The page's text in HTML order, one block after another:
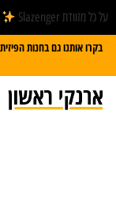
על כל מזוודת Slazenger